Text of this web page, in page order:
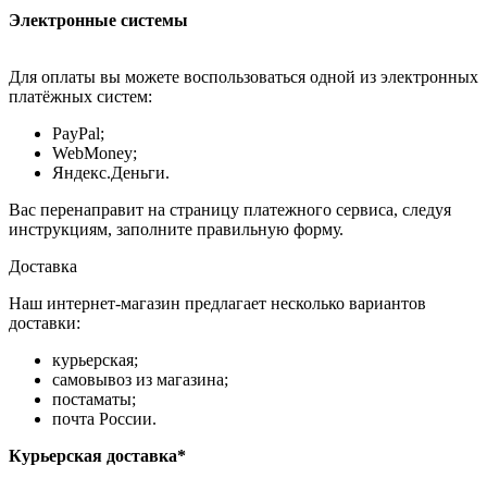
Электронные системы
Для оплаты вы можете воспользоваться одной из электронных
платёжных систем:
PayPal;
WebMoney;
Яндекс.Деньги.
Вас перенаправит на страницу платежного сервиса, следуя
инструкциям, заполните правильную форму.
Доставка
Наш интернет-магазин предлагает несколько вариантов
доставки:
курьерская;
самовывоз из магазина;
постаматы;
почта России.
Курьерская доставка*